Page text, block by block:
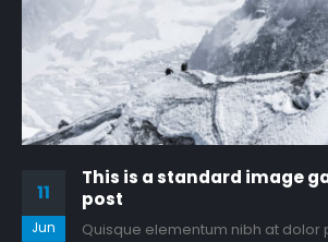
11
Jun
This is a standard image
post
Quisque elementum nibh at dolor